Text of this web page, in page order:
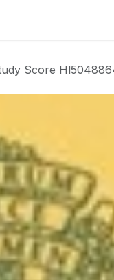
Score